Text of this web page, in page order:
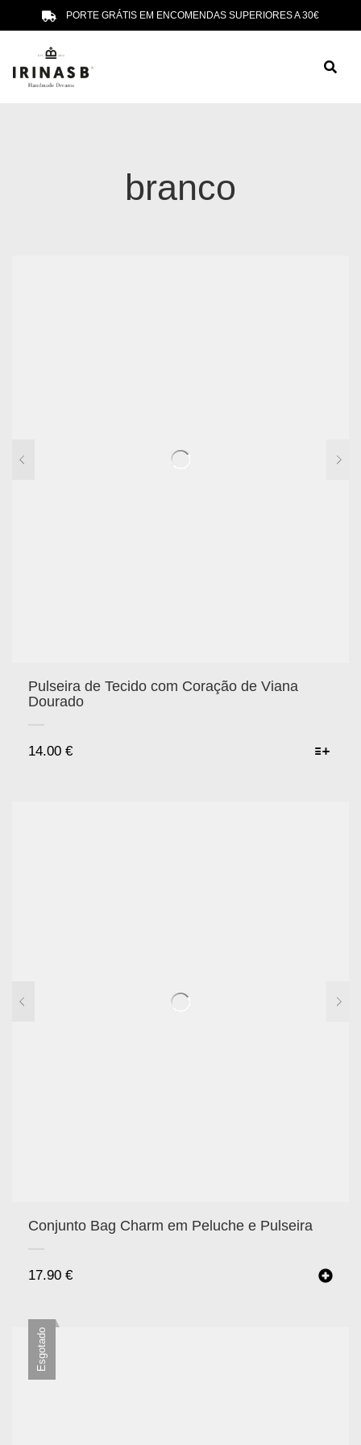
PORTE GRÁTIS EM ENCOMENDAS SUPERIORES A 30€
branco
Pulseira de Tecido com Coração de Viana
Dourado
14.00 €
Conjunto Bag Charm em Peluche e Pulseira
17.90 €
Esgotado